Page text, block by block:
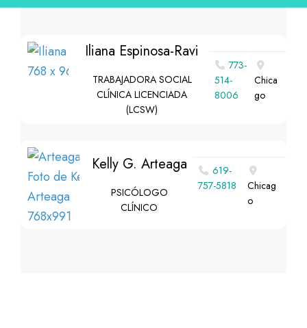
Iliana Espinosa-Ravi
TRABAJADORA SOCIAL
CLÍNICA LICENCIADA
(LCSW)
773-
514-
8006
Chica
go
Kelly G. Arteaga
PSICÓLOGO
CLÍNICO
619-
757-5818
Chicag
o